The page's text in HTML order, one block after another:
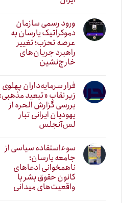
ورود رسمی سازمان
دموکراتیک یارسان به
عرصه تحزب؛ تغییر
راهبرد جریان‌های
خارج‌نشین
فرار سرمایه‌داران پهلوی
زیر نقابِ «تبعید
بررسی گزارش الحره از
یهودیان ایرانی تبار
لس‌آنجلس
سوءاستفاده سیاسی از
جامعه یارسان؛
ناهمخوانی ادعاهای
کانون حقوق بشر با
واقعیت‌های میدانی